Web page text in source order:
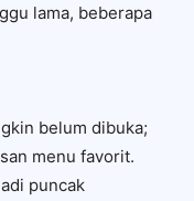
lama, beberapa
belum dibuka;
menu favorit.
puncak